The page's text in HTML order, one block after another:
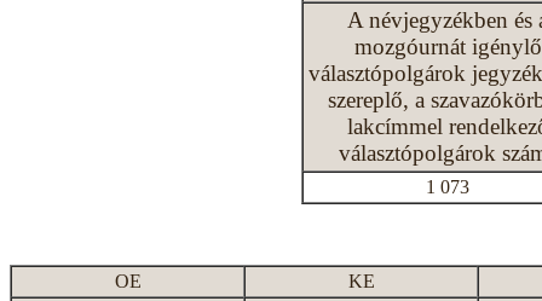
A névjegyzékben és
mozgóurnát igénylő
választópolgárok
szereplő, a
lakcímmel
választópolgárok
1 073
OE
KE